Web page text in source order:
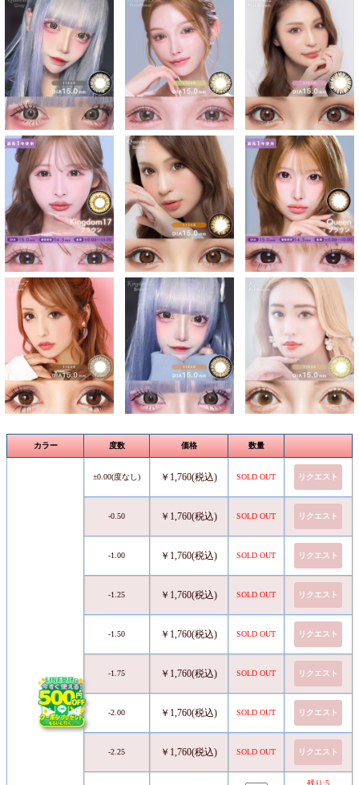
カラー 度数 価格 数量
±0.00(度なし) ￥1,760(税込) SOLD OUT リクエスト
-0.50 ￥1,760(税込) SOLD OUT リクエスト
-1.00 ￥1,760(税込) SOLD OUT リクエスト
-1.25 ￥1,760(税込) SOLD OUT リクエスト
-1.50 ￥1,760(税込) SOLD OUT リクエスト
-1.75 ￥1,760(税込) SOLD OUT リクエスト
-2.00 ￥1,760(税込) SOLD OUT リクエスト
-2.25 ￥1,760(税込) SOLD OUT リクエスト